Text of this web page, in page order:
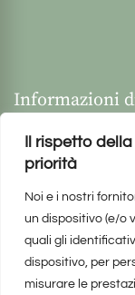
Il rispetto
priorità
Noi e i nostri
un dispositivo (e/o
quali gli
dispositivo, per
misurare le
Informazioni